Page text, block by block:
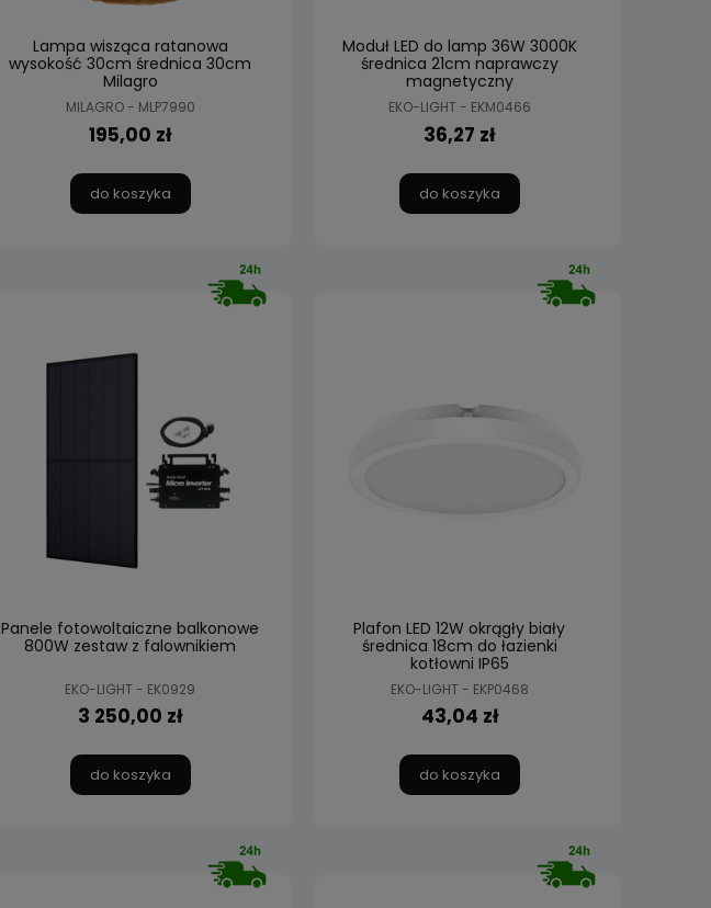
Lampa wisząca ratanowa
wysokość 30cm średnica 30cm
Milagro
MILAGRO - MLP7990
195,00 zł
do koszyka
Moduł LED do lamp 36W 3000K
średnica 21cm naprawczy
magnetyczny
EKO-LIGHT - EKM0466
36,27 zł
do koszyka
Panele fotowoltaiczne balkonowe
800W zestaw z falownikiem
EKO-LIGHT - EK0929
3 250,00 zł
do koszyka
Plafon LED 12W okrągły biały
średnica 18cm do łazienki
kotłowni IP65
EKO-LIGHT - EKP0468
43,04 zł
do koszyka